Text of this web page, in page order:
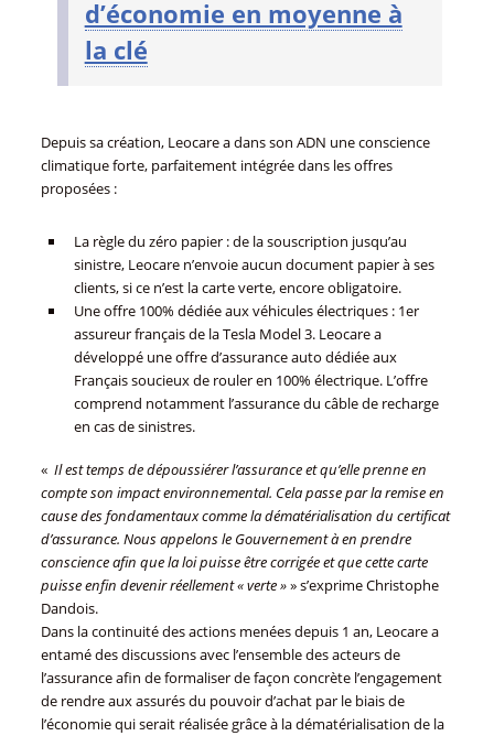
d’économie en moyenne à
la clé
Depuis sa création, Leocare a dans son ADN une conscience
climatique forte, parfaitement intégrée dans les offres
proposées :
La règle du zéro papier : de la souscription jusqu’au
sinistre, Leocare n’envoie aucun document papier à ses
clients, si ce n’est la carte verte, encore obligatoire.
Une offre 100% dédiée aux véhicules électriques : 1er
assureur français de la Tesla Model 3. Leocare a
développé une offre d’assurance auto dédiée aux
Français soucieux de rouler en 100% électrique. L’offre
comprend notamment l’assurance du câble de recharge
en cas de sinistres.
« Il est temps de dépoussiérer l’assurance et qu’elle prenne en
compte son impact environnemental. Cela passe par la remise en
cause des fondamentaux comme la dématérialisation du certificat
d’assurance. Nous appelons le Gouvernement à en prendre
conscience afin que la loi puisse être corrigée et que cette carte
puisse enfin devenir réellement « verte »» s’exprime Christophe
Dandois.
Dans la continuité des actions menées depuis 1 an, Leocare a
entamé des discussions avec l’ensemble des acteurs de
l’assurance afin de formaliser de façon concrète l’engagement
de rendre aux assurés du pouvoir d’achat par le biais de
l’économie qui serait réalisée grâce à la dématérialisation de la